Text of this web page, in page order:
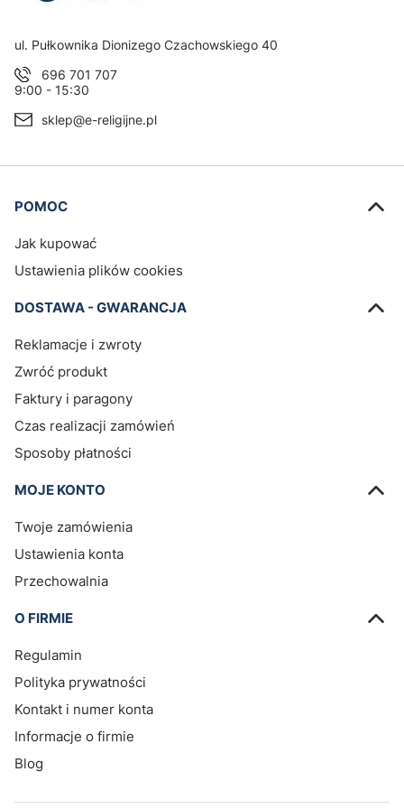
Adres:
ul. Pułkownika Dionizego Czachowskiego 40
696 701 707
9:00 - 15:30
sklep@e-religijne.pl
Linki w stopce
POMOC
Jak kupować
Ustawienia plików cookies
DOSTAWA - GWARANCJA
Reklamacje i zwroty
Zwróć produkt
Faktury i paragony
Czas realizacji zamówień
Sposoby płatności
MOJE KONTO
Twoje zamówienia
Ustawienia konta
Przechowalnia
O FIRMIE
Regulamin
Polityka prywatności
Kontakt i numer konta
Informacje o firmie
Blog